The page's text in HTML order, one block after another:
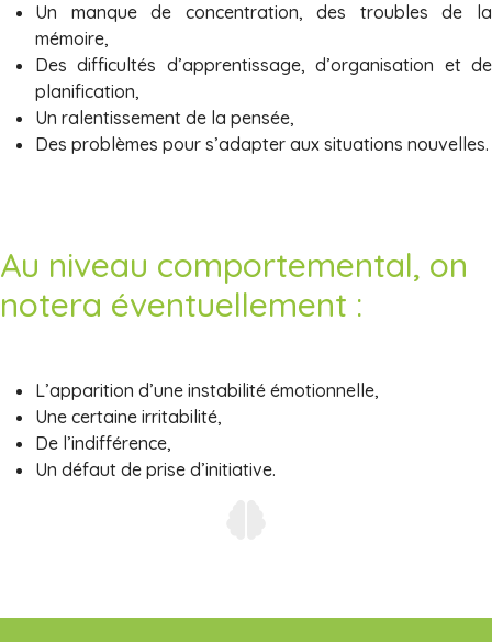
Un manque de concentration, des troubles de la
mémoire,
Des difficultés d’apprentissage, d’organisation et de
planification,
Un ralentissement de la pensée,
Des problèmes pour s’adapter aux situations nouvelles.
Au niveau comportemental, on
notera éventuellement :
L’apparition d’une instabilité émotionnelle,
Une certaine irritabilité,
De l’indifférence,
Un défaut de prise d’initiative.